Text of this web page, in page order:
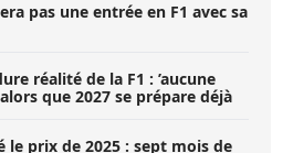
pas une entrée en F1 avec sa
réalité de la F1 : ’aucune
que 2027 se prépare déjà
le prix de 2025 : sept mois de